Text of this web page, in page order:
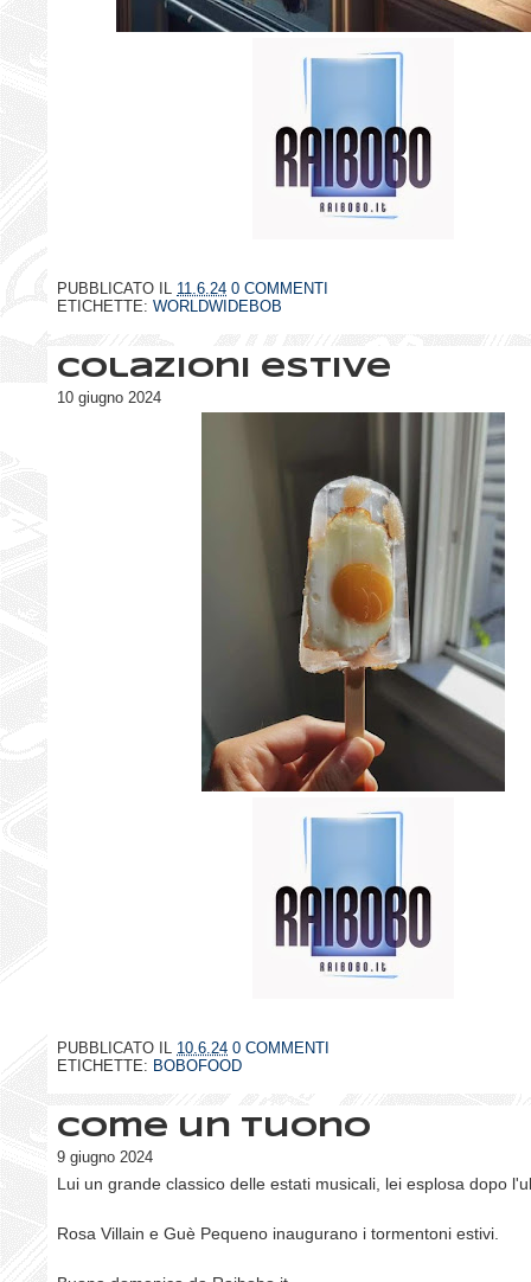
PUBBLICATO IL 11.6.24 0 COMMENTI
ETICHETTE: WORLDWIDEBOB
Colazioni estive
10 giugno 2024
PUBBLICATO IL 10.6.24 0 COMMENTI
ETICHETTE: BOBOFOOD
Come un tuono
9 giugno 2024
Lui un grande classico delle estati musicali, lei esplosa dopo
Rosa Villain e Guè Pequeno inaugurano i tormentoni estivi.